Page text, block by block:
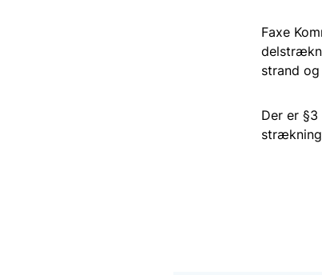
Faxe
strand og
Der er